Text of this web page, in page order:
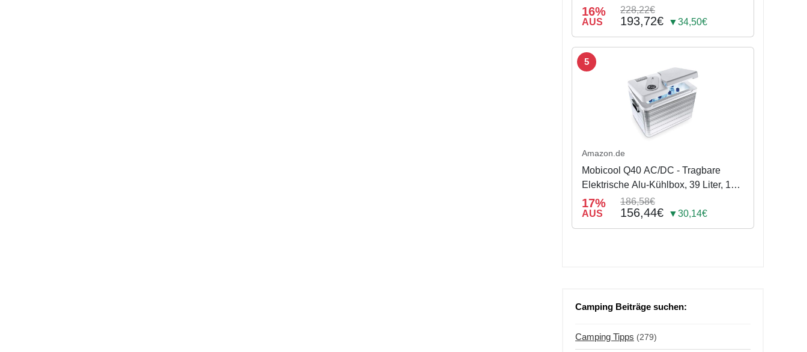
vormontiert, Diebstahlschutz, für 2
Fahrräder, für Anhängerkupplung,
Schwarz, 142 x 70 x 58 cm
16%
AUS
228,22€
193,72€ ▼34,50€
5
Amazon.de
Mobicool Q40 AC/DC - Tragbare
Elektrische Alu-Kühlbox, 39 Liter, 12
V und 230 V für Auto, Lkw, Boot,
Reisemobil und Steckdose,
Aluminium-Gehäuse
17%
AUS
186,58€
156,44€ ▼30,14€
Camping Beiträge suchen:
Camping Tipps (279)